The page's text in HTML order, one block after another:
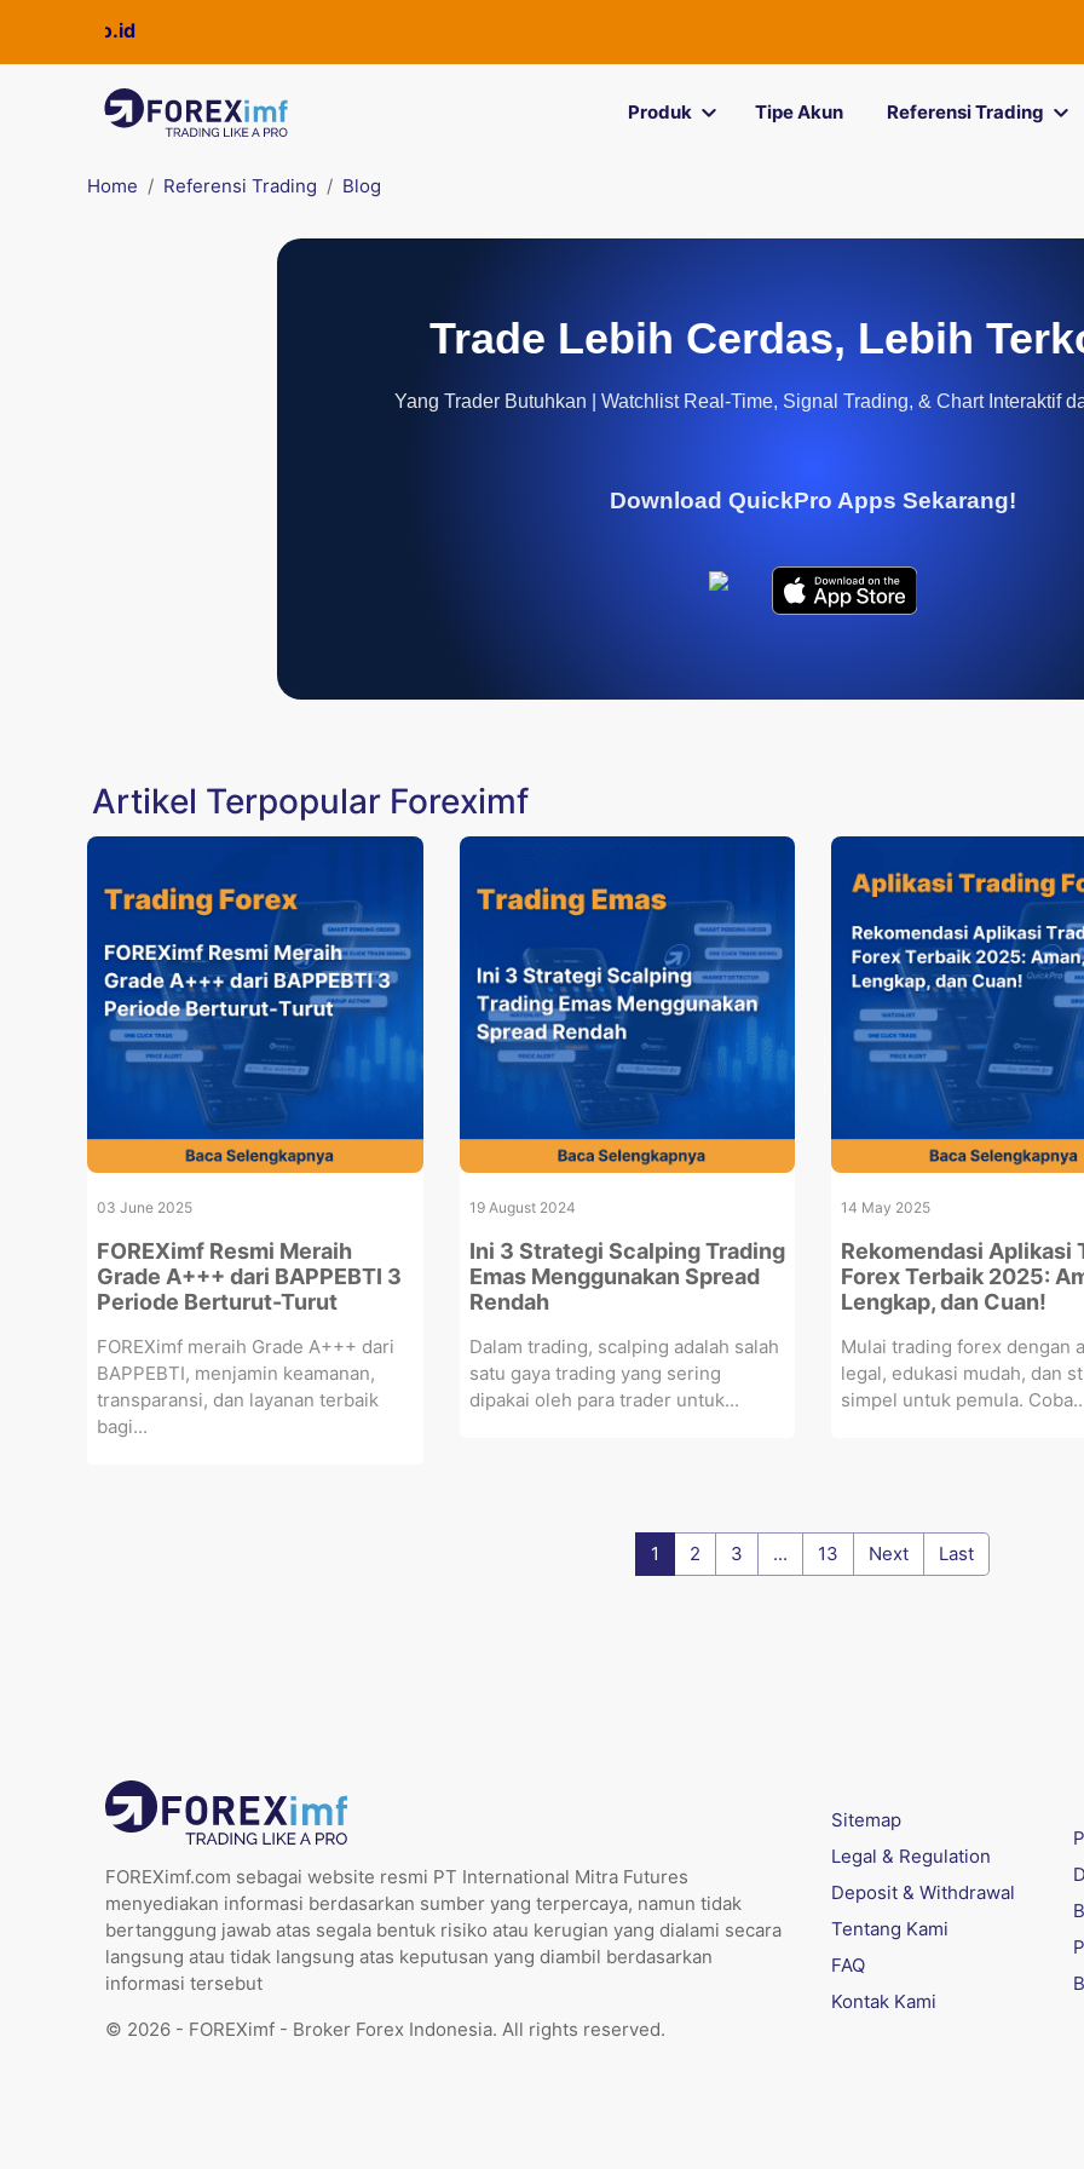
Produk Tipe Akun Referensi Trading
Home Referensi Trading Blog
Trade Lebih Cerdas, Lebih
Yang Trader Butuhkan | Watchlist Real-Time, Signal Trading, & Chart Interaktif
Download QuickPro Apps Sekarang!
Artikel Terpopular Foreximf
03 June 2025
FOREXimf Resmi Meraih
Grade A+++ dari BAPPEBTI 3
Periode Berturut-Turut
FOREXimf meraih Grade A+++ dari
BAPPEBTI, menjamin keamanan,
transparansi, dan layanan terbaik
bagi...
19 August 2024
Ini 3 Strategi Scalping Trading
Emas Menggunakan Spread
Rendah
Dalam trading, scalping adalah salah
satu gaya trading yang sering
dipakai oleh para trader untuk...
14 May 2025
Rekomendasi Aplikasi
Forex Terbaik 2025:
Lengkap, dan Cuan!
Mulai trading forex dengan
legal, edukasi mudah, dan
simpel untuk pemula.
1 2 3 ... 13 Next Last
FOREXimf.com sebagai website resmi PT International Mitra Futures
menyediakan informasi berdasarkan sumber yang terpercaya, namun tidak
bertanggung jawab atas segala bentuk risiko atau kerugian yang dialami secara
langsung atau tidak langsung atas keputusan yang diambil berdasarkan
informasi tersebut
© 2026 - FOREXimf - Broker Forex Indonesia. All rights reserved.
Sitemap
Legal & Regulation
Deposit & Withdrawal
Tentang Kami
FAQ
Kontak Kami